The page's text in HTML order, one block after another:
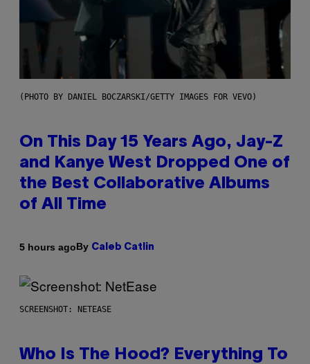
(PHOTO BY DANIEL BOCZARSKI/GETTY IMAGES FOR VEVO)
On This Day 15 Years Ago, Jay-Z
and Kanye West Dropped One of
the Best Collaborative Albums
of All Time
5 hours agoBy Caleb Catlin
SCREENSHOT: NETEASE
Who Is The Hood? Everything To